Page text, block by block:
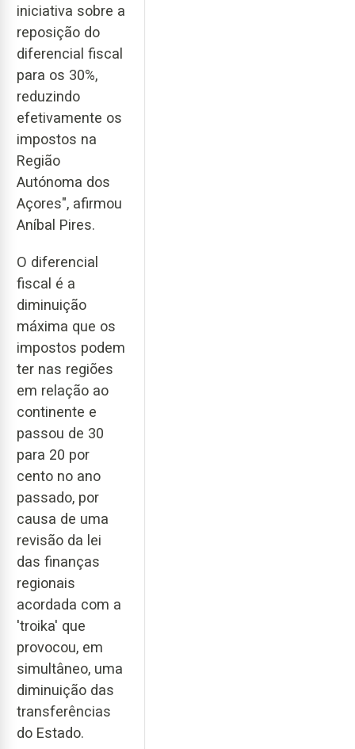
iniciativa sobre a
reposição do
diferencial fiscal
para os 30%,
reduzindo
efetivamente os
impostos na
Região
Autónoma dos
Açores", afirmou
Aníbal Pires.
O diferencial
fiscal é a
diminuição
máxima que os
impostos podem
ter nas regiões
em relação ao
continente e
passou de 30
para 20 por
cento no ano
passado, por
causa de uma
revisão da lei
das finanças
regionais
acordada com a
'troika' que
provocou, em
simultâneo, uma
diminuição das
transferências
do Estado.